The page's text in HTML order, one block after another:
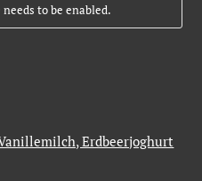
to be enabled.
Erdbeerjoghurt